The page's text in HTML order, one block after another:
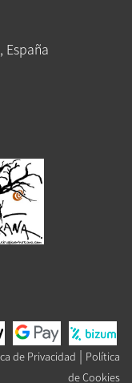
España
de Privacidad | Política
de Cookies